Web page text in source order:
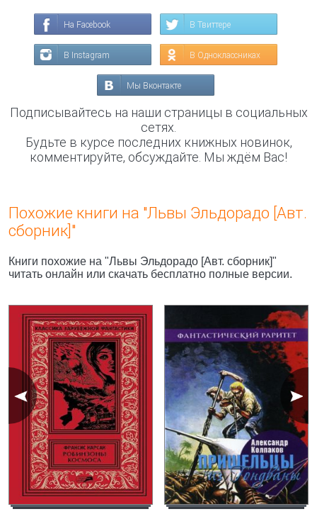
На Facebook В Твиттере
В Instagram В Одноклассниках
Мы Вконтакте
Подписывайтесь на наши страницы в социальных
сетях.
Будьте в курсе последних книжных новинок,
комментируйте, обсуждайте. Мы ждём Вас!
Похожие книги на "Львы Эльдорадо [Авт.
сборник]"
Книги похожие на "Львы Эльдорадо [Авт. сборник]"
читать онлайн или скачать бесплатно полные версии.